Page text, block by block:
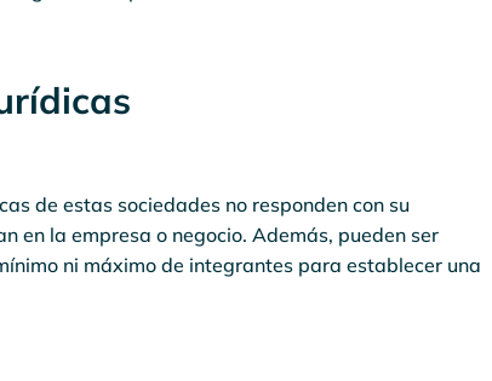
de estas sociedades no responden con su
en la empresa o negocio. Además, pueden ser
ni máximo de integrantes para establecer una